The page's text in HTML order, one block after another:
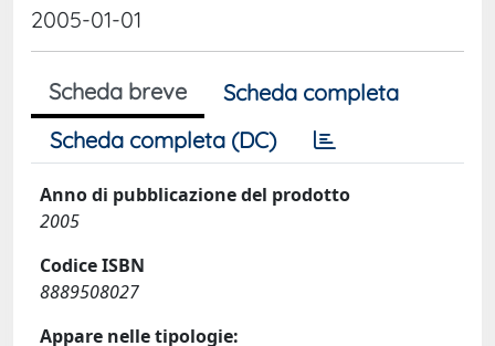
2005-01-01
Scheda breve
Scheda completa
Scheda completa (DC)
Anno di pubblicazione del prodotto
2005
Codice ISBN
8889508027
Appare nelle tipologie: